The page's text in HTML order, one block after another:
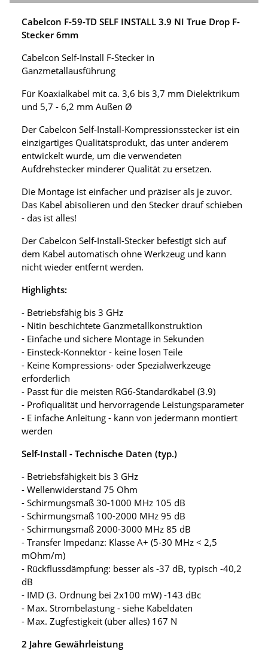
Cabelcon F-59-TD SELF INSTALL 3.9 NI True Drop F-
Stecker 6mm
Cabelcon Self-Install F-Stecker in
Ganzmetallausführung
Für Koaxialkabel mit ca. 3,6 bis 3,7 mm Dielektrikum
und 5,7 - 6,2 mm Außen Ø
Der Cabelcon Self-Install-Kompressionsstecker ist ein
einzigartiges Qualitätsprodukt, das unter anderem
entwickelt wurde, um die verwendeten
Aufdrehstecker minderer Qualität zu ersetzen.
Die Montage ist einfacher und präziser als je zuvor.
Das Kabel abisolieren und den Stecker drauf schieben
- das ist alles!
Der Cabelcon Self-Install-Stecker befestigt sich auf
dem Kabel automatisch ohne Werkzeug und kann
nicht wieder entfernt werden.
Highlights:
- Betriebsfähig bis 3 GHz
- Nitin beschichtete Ganzmetallkonstruktion
- Einfache und sichere Montage in Sekunden
- Einsteck-Konnektor - keine losen Teile
- Keine Kompressions- oder Spezialwerkzeuge
erforderlich
- Passt für die meisten RG6-Standardkabel (3.9)
- Profiqualität und hervorragende Leistungsparameter
- E infache Anleitung - kann von jedermann montiert
werden
Self-Install - Technische Daten (typ.)
- Betriebsfähigkeit bis 3 GHz
- Wellenwiderstand 75 Ohm
- Schirmungsmaß 30-1000 MHz 105 dB
- Schirmungsmaß 100-2000 MHz 95 dB
- Schirmungsmaß 2000-3000 MHz 85 dB
- Transfer Impedanz: Klasse A+ (5-30 MHz < 2,5
mOhm/m)
- Rückflussdämpfung: besser als -37 dB, typisch -40,2
dB
- IMD (3. Ordnung bei 2x100 mW) -143 dBc
- Max. Strombelastung - siehe Kabeldaten
- Max. Zugfestigkeit (über alles) 167 N
2 Jahre Gewährleistung